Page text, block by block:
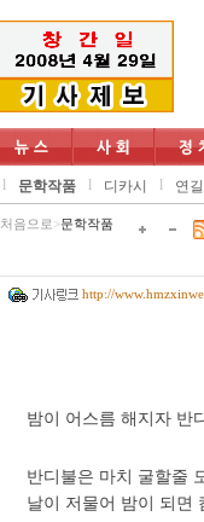
l 문학작품 l 디카시 l 연
처음으로 >문학작품
http://
밤이 어스름 해지자 반
반디불은 마치 굴할줄
날이 저물어 밤이 되면